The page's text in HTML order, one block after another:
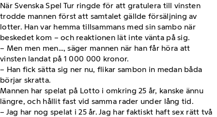
När Svenska Spel Tur ringde för att gratulera till vinsten
trodde mannen först att samtalet gällde försäljning av
lotter. Han var hemma tillsammans med sin sambo när
beskedet kom – och reaktionen lät inte vänta på sig.
– Men men men…, säger mannen när han får höra att
vinsten landat på 1 000 000 kronor.
– Han fick sätta sig ner nu, flikar sambon in medan båda
börjar skratta.
Mannen har spelat på Lotto i omkring 25 år, kanske ännu
längre, och hållit fast vid samma rader under lång tid.
– Jag har nog spelat i 25 år. Jag har faktiskt haft sex rätt två